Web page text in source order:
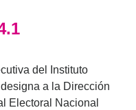
del Instituto
a la Dirección
Electoral Nacional